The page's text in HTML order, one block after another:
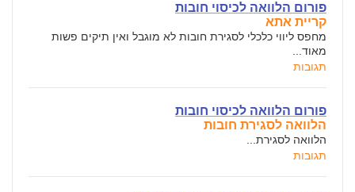
פורום הלוואה לכיסוי חובות
קריית אתא
מחפס ליווי כלכלי לסגירת חובות לא מוגבל ואין תיקים פשות
מאוד...
תגובות
פורום הלוואה לכיסוי חובות
הלוואה לסגירת חובות
הלוואה לסגירת...
תגובות